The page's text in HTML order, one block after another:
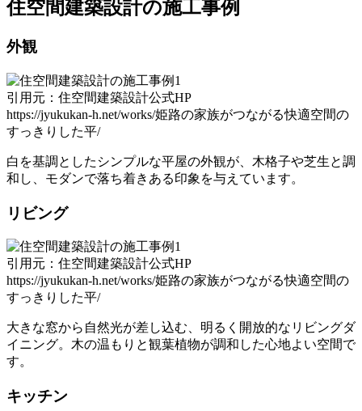
住空間建築設計の施工事例
外観
引用元：住空間建築設計公式HP
https://jyukukan-h.net/works/姫路の家族がつながる快適空間の
すっきりした平/
白を基調としたシンプルな平屋の外観が、木格子や芝生と調
和し、モダンで落ち着きある印象を与えています。
リビング
引用元：住空間建築設計公式HP
https://jyukukan-h.net/works/姫路の家族がつながる快適空間の
すっきりした平/
大きな窓から自然光が差し込む、明るく開放的なリビングダ
イニング。木の温もりと観葉植物が調和した心地よい空間で
す。
キッチン